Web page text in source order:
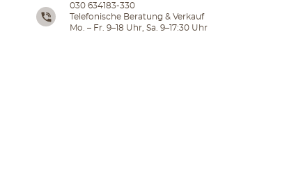
030 634183-330
Telefonische Beratung & Verkauf
Mo. – Fr. 9–18 Uhr, Sa. 9–17:30 Uhr